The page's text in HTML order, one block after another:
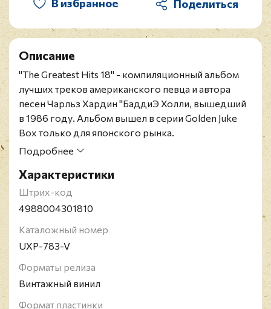
В избранное
Описание
"The Greatest Hits 18" - компиляционный альбом
лучших треков американского певца и автора
песен Чарльз Хардин "БаддиЭ Холли, вышедший
в 1986 году. Альбом вышел в серии Golden Juke
Box только для японского рынка.
Оригинальное японское издание. Конверт и винил
в наличии.
Чарльз Хардин «Бадди» Холли — американский
певец и авторо песен, который был центральной и
1950-х годов. За свою недолгую карьеру Холли
написала и записала множество песен. Его часто
считают художником, который определил
традиционный рок-н-ролльный состав,
Подробнее
Характеристики
Штрих-код
4988004301810
Каталожный номер
UXP-783-V
Форматы релиза
Винтажный винил
Формат пластинки